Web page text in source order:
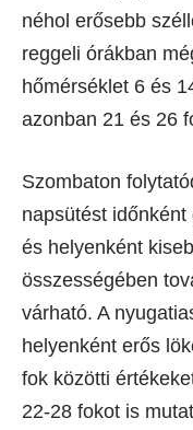
néhol erősebb
reggeli órákban
hőmérséklet 6 és
azonban 21 és 26
Szombaton
napsütést
és helyenként
összességében
várható. A
helyenként erős
fok közötti
22-28 fokot is